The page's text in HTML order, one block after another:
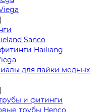
Sanco
Hailiang
для пайки медных
и фитинги
трубы Henco